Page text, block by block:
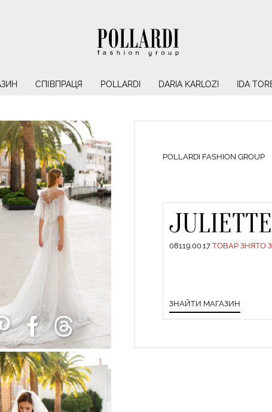
СПІВПРАЦЯ POLLARDI DARIA KARLOZI IDA
POLLARDI FASHION GROUP
JULIETTE
08119.00.17ТОВАР ЗНЯТО
ЗНАЙТИ МАГАЗИН